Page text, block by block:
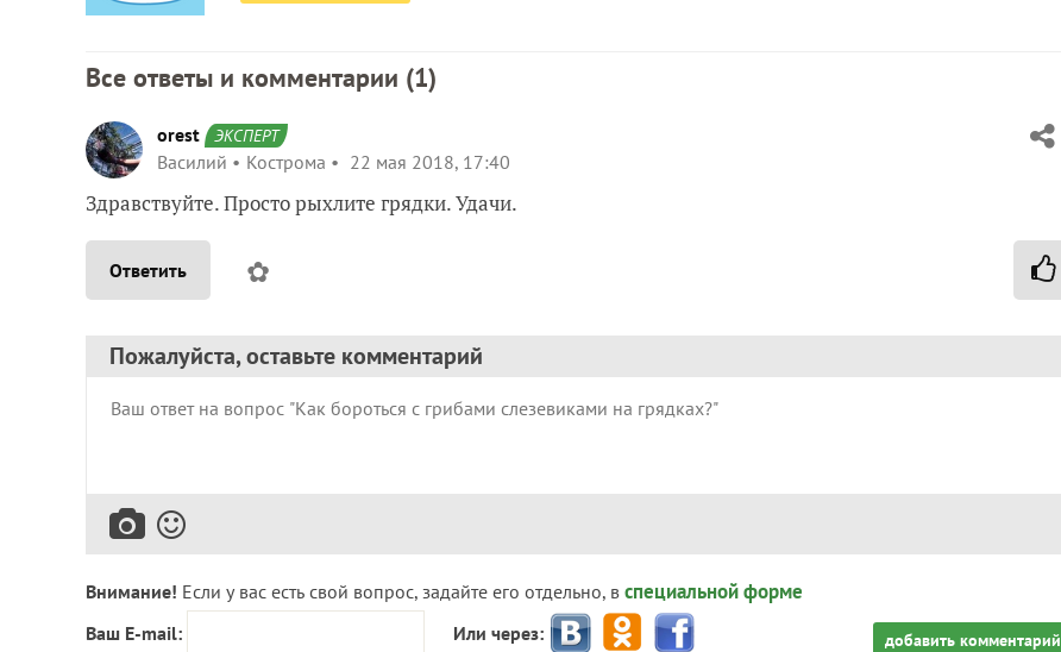
Все ответы и комментарии (1)
orest ЭКСПЕРТ
Василий Кострома 22 мая 2018, 17:40
Здравствуйте. Просто рыхлите грядки. Удачи.
Ответить ✿
Пожалуйста, оставьте комментарий
Внимание! Если у вас есть свой вопрос, задайте его отдельно, в специальной форме
Ваш E-mail: Или через: добавить комментарий